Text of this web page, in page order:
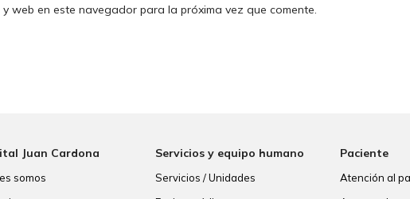
web en este navegador para la próxima vez que comente.
Juan Cardona
somos
Servicios y equipo humano
Servicios / Unidades
Paciente
Atención al